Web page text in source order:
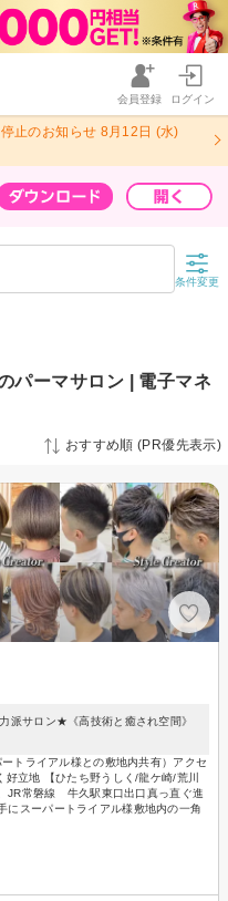
会員登録 ログイン
止のお知らせ 8月12日 (水)
条件変更
パーマサロン | 電子マネ
おすすめ順 (PR優先表示)
派サロン★《高技術と癒され空間》
トライアル様との敷地内共有）アクセ
立地 【ひたち野うしく/龍ケ崎/荒川
JR常磐線 牛久駅東口出口真っ直ぐ進
にスーパートライアル様敷地内の一角